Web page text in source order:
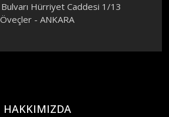
Hürriyet Caddesi 1/13
Öveçler - ANKARA
HAKKIMIZDA